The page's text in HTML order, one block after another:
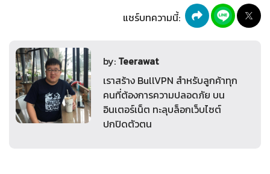
แชร์บทความนี้:
by: Teerawat
เราสร้าง BullVPN สำหรับลูกค้าทุก
คนที่ต้องการความปลอดภัย บน
อินเตอร์เน็ต ทะลุบล็อกเว็บไซต์
ปกปิดตัวตน